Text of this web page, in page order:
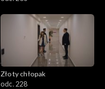
Złoty chłopak
odc. 228